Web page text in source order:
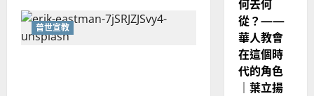
不
從
心
普世宣教
02-
20
｜
余
自
力
2025-
教
經
歷
｜
吳
振
普世
宣教
何去何
從？——
華人教會
在這個時
代的角色
｜葉立揚